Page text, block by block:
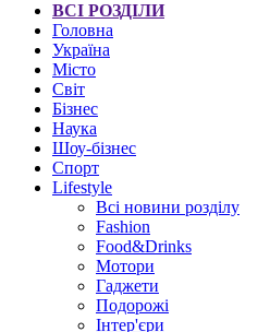
ВСІ РОЗДІЛИ
Головна
Україна
Місто
Світ
Бізнес
Наука
Шоу-бізнес
Спорт
Lifestyle
Всі новини розділу
Fashion
Food&Drinks
Мотори
Гаджети
Подорожі
Інтер'єри